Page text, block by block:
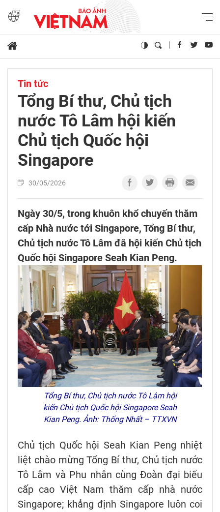
Tin tức
Tổng Bí thư, Chủ tịch
nước Tô Lâm hội kiến
Chủ tịch Quốc hội
Singapore
30/05/2026
Ngày 30/5, trong khuôn khổ chuyến thăm
cấp Nhà nước tới Singapore, Tổng Bí thư,
Chủ tịch nước Tô Lâm đã hội kiến Chủ tịch
Quốc hội Singapore Seah Kian Peng.
Tổng Bí thư, Chủ tịch nước Tô Lâm hội
kiến Chủ tịch Quốc hội Singapore Seah
Kian Peng. Ảnh: Thống Nhất – TTXVN
Chủ tịch Quốc hội Seah Kian Peng nhiệt
liệt chào mừng Tổng Bí thư, Chủ tịch nước
Tô Lâm và Phu nhân cùng Đoàn đại biểu
cấp cao Việt Nam thăm cấp nhà nước
Singapore; khẳng định Singapore luôn coi